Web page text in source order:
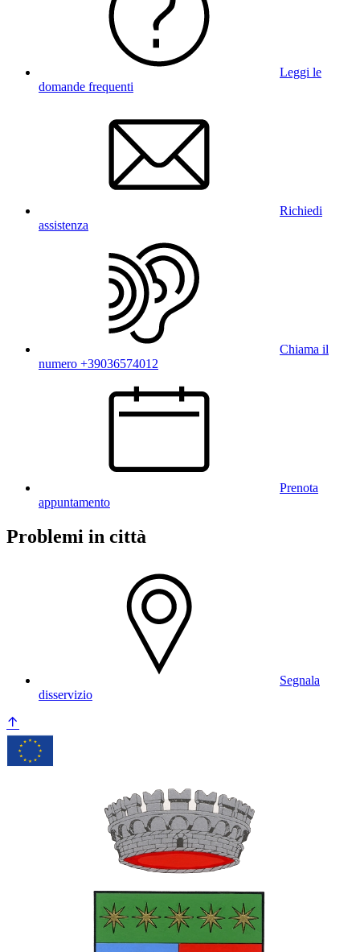
Leggi le
domande frequenti
Richiedi
assistenza
Chiama il
numero +39036574012
Prenota
appuntamento
Problemi in città
Segnala
disservizio